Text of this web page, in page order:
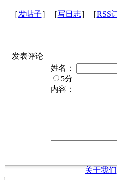
［发帖子］［写日志］［RSS
发表评论
姓名：
5分
内容：
关于我们